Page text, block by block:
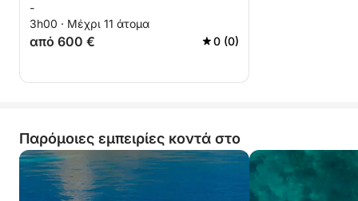
του διαβόλου
-
3h00 · Μέχρι 11 άτομα
από 600 € 0 (0)
Παρόμοιες εμπειρίες κοντά στο